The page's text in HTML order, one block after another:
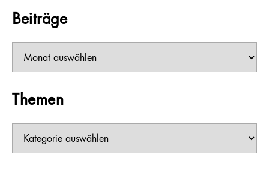
Beiträge
Themen